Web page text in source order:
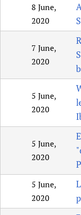
Newborn Care
8 June,
2020
7 June,
2020
5 June,
2020
5 June,
2020
5 June,
2020